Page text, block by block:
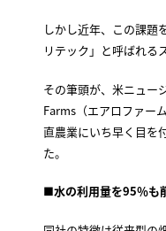
しかし近年、この課題
リテック」と呼ばれる
その筆頭が、米ニュー
Farms（エアロファー
直農業にいち早く目を
た。
■水の利用量を95％も